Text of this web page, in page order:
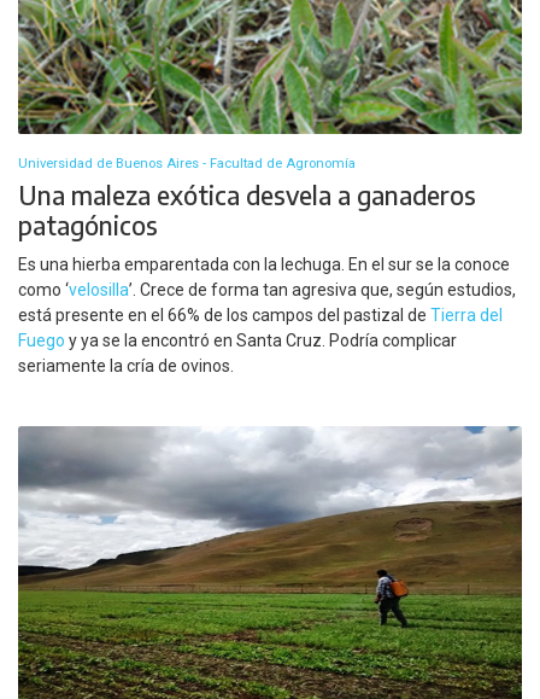
Universidad de Buenos Aires - Facultad de Agronomía
Una maleza exótica desvela a ganaderos
patagónicos
Es una hierba emparentada con la lechuga. En el sur se la conoce
como ‘velosilla’. Crece de forma tan agresiva que, según estudios,
está presente en el 66% de los campos del pastizal de Tierra del
Fuego y ya se la encontró en Santa Cruz. Podría complicar
seriamente la cría de ovinos.